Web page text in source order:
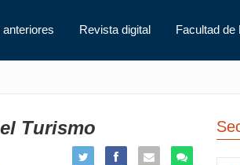
Revista digital Facultad de
Turismo